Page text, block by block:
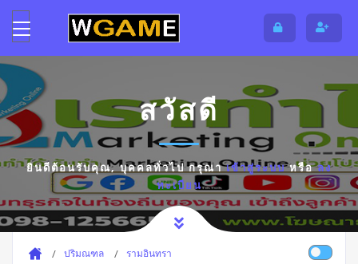
สวัสดี
ยินดีต้อนรับคุณ,บุคคลทั่วไปกรุณาเข้าสู่ระบบหรือลง
ทะเบียน
ปริมณฑล รามอินทรา